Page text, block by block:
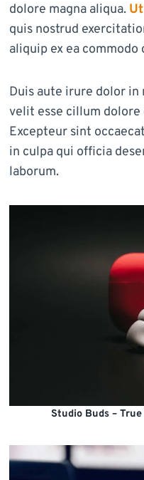
dolore magna aliqua.
quis nostrud
aliquip ex ea commodo
Duis aute irure dolor
velit esse cillum
Excepteur sint
in culpa qui officia
laborum.
Studio Buds –